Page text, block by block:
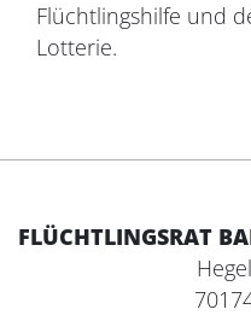
Flüchtlingshilfe und
Lotterie.
FLÜCHTLINGSRAT